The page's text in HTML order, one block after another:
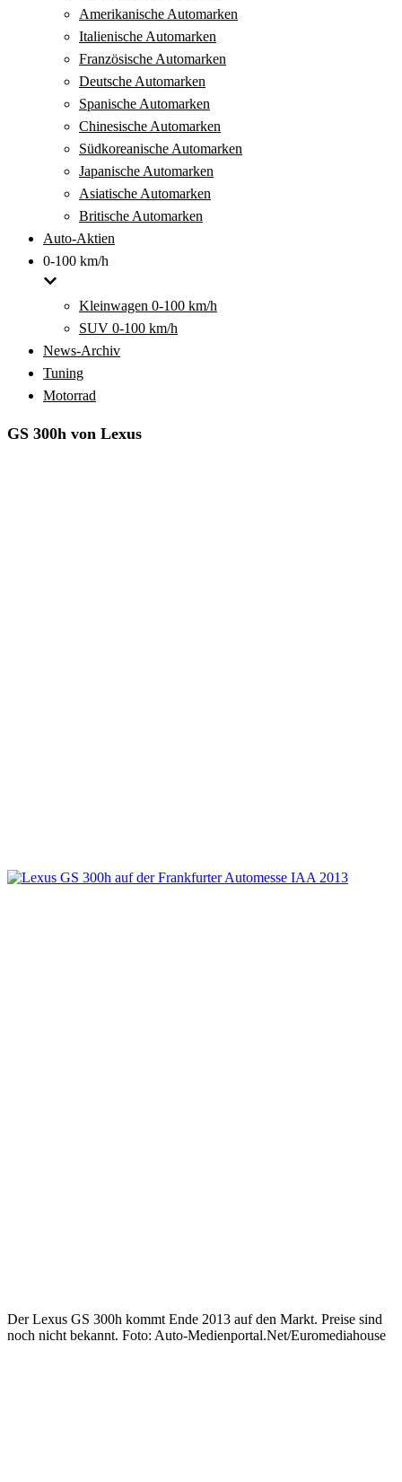
Amerikanische Automarken
Italienische Automarken
Französische Automarken
Deutsche Automarken
Spanische Automarken
Chinesische Automarken
Südkoreanische Automarken
Japanische Automarken
Asiatische Automarken
Britische Automarken
Auto-Aktien
0-100 km/h
Kleinwagen 0-100 km/h
SUV 0-100 km/h
News-Archiv
Tuning
Motorrad
GS 300h von Lexus
Der Lexus GS 300h kommt Ende 2013 auf den Markt. Preise sind
noch nicht bekannt. Foto: Auto-Medienportal.Net/Euromediahouse